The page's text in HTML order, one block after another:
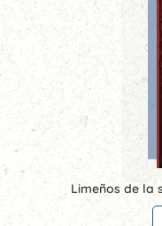
Limeños de la